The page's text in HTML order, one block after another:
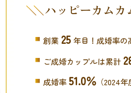
ハッピーカムカ
創業25 年目！成婚率
ご成婚カップルは累計
成婚率51.0％ （2024年